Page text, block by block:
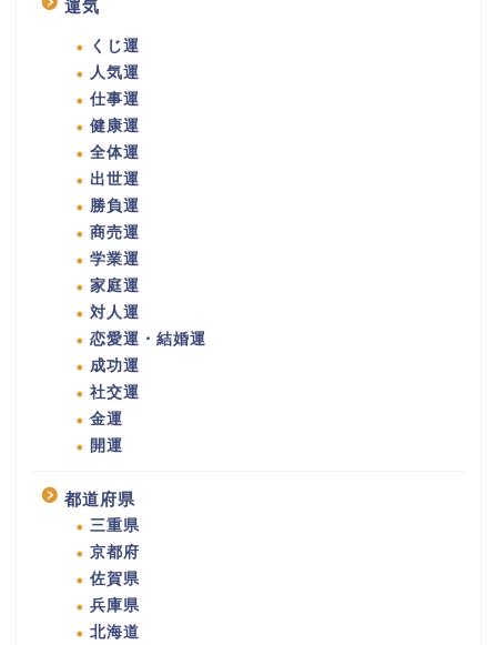
運気
くじ運
人気運
仕事運
健康運
全体運
出世運
勝負運
商売運
学業運
家庭運
対人運
恋愛運・結婚運
成功運
社交運
金運
開運
都道府県
三重県
京都府
佐賀県
兵庫県
北海道